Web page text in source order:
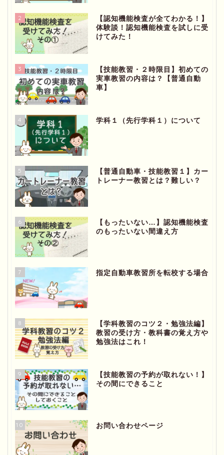
2
【認知機能検査が全てわかる！】
体験談！認知機能検査を試しに受
けてみた！
3
【技能教習・２時限目】初めての
実車教習の内容は？【普通自動
車】
4 学科１（先行学科１）について
5
【普通自動車・技能教習１】カー
トレーナー教習とは？難しい？
6
【もったいない…】認知機能検査
のもったいない間違え方
7 指定自動車教習所を転校する場合
8
【学科教習のコツ２・勉強法編】
教習の受け方・教科書の覚え方や
勉強法はこれ！
9
【技能教習の予約が取れない！】
その間にできること
10 お問い合わせページ
お問い合わせページ
プライバシーポリシー